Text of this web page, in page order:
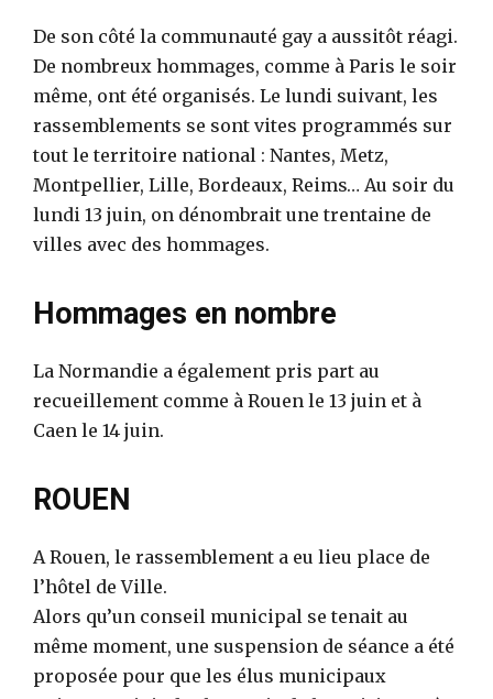
De son côté la communauté gay a aussitôt réagi.
De nombreux hommages, comme à Paris le soir
même, ont été organisés. Le lundi suivant, les
rassemblements se sont vites programmés sur
tout le territoire national : Nantes, Metz,
Montpellier, Lille, Bordeaux, Reims… Au soir du
lundi 13 juin, on dénombrait une trentaine de
villes avec des hommages.
Hommages en nombre
La Normandie a également pris part au
recueillement comme à Rouen le 13 juin et à
Caen le 14 juin.
ROUEN
A Rouen, le rassemblement a eu lieu place de
l’hôtel de Ville.
Alors qu’un conseil municipal se tenait au
même moment, une suspension de séance a été
proposée pour que les élus municipaux